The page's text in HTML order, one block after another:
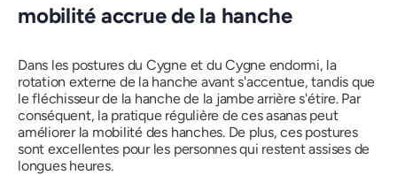
mobilité accrue de la hanche
Dans les postures du Cygne et du Cygne endormi, la
rotation externe de la hanche avant s'accentue, tandis que
le fléchisseur de la hanche de la jambe arrière s'étire. Par
conséquent, la pratique régulière de ces asanas peut
améliorer la mobilité des hanches. De plus, ces postures
sont excellentes pour les personnes qui restent assises de
longues heures.